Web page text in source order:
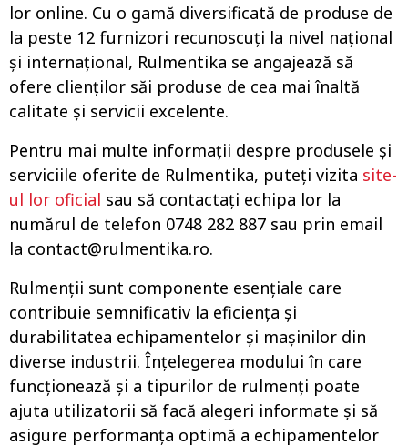
lor online. Cu o gamă diversificată de produse de
la peste 12 furnizori recunoscuți la nivel național
și internațional, Rulmentika se angajează să
ofere clienților săi produse de cea mai înaltă
calitate și servicii excelente.
Pentru mai multe informații despre produsele și
serviciile oferite de Rulmentika, puteți vizita site-
ul lor oficial sau să contactați echipa lor la
numărul de telefon 0748 282 887 sau prin email
la contact@rulmentika.ro.
Rulmenții sunt componente esențiale care
contribuie semnificativ la eficiența și
durabilitatea echipamentelor și mașinilor din
diverse industrii. Înțelegerea modului în care
funcționează și a tipurilor de rulmenți poate
ajuta utilizatorii să facă alegeri informate și să
asigure performanța optimă a echipamentelor